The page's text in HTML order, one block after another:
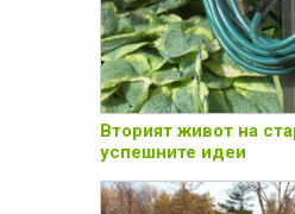
Вторият живот на
успешните идеи